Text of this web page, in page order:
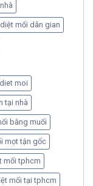
mối dân gian
diet moi
tại nhà
bằng muối
mọt tận gốc
mối tphcm
mối tại tphcm